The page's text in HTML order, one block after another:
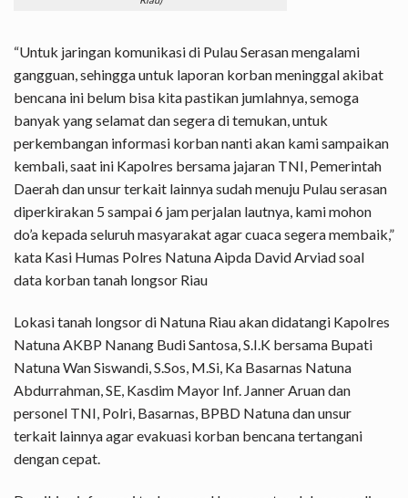
“Untuk jaringan komunikasi di Pulau Serasan mengalami
gangguan, sehingga untuk laporan korban meninggal akibat
bencana ini belum bisa kita pastikan jumlahnya, semoga
banyak yang selamat dan segera di temukan, untuk
perkembangan informasi korban nanti akan kami sampaikan
kembali, saat ini Kapolres bersama jajaran TNI, Pemerintah
Daerah dan unsur terkait lainnya sudah menuju Pulau serasan
diperkirakan 5 sampai 6 jam perjalan lautnya, kami mohon
do’a kepada seluruh masyarakat agar cuaca segera membaik,”
kata Kasi Humas Polres Natuna Aipda David Arviad soal
data korban tanah longsor Riau
Lokasi tanah longsor di Natuna Riau akan didatangi Kapolres
Natuna AKBP Nanang Budi Santosa, S.I.K bersama Bupati
Natuna Wan Siswandi, S.Sos, M.Si, Ka Basarnas Natuna
Abdurrahman, SE, Kasdim Mayor Inf. Janner Aruan dan
personel TNI, Polri, Basarnas, BPBD Natuna dan unsur
terkait lainnya agar evakuasi korban bencana tertangani
dengan cepat.